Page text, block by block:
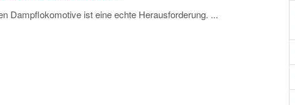
Dampflokomotive ist eine echte Herausforderung. ...